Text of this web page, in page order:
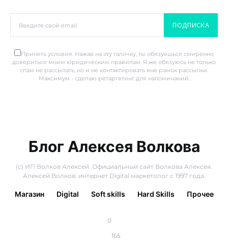
ПОДПИСКА
Принять условия. Нажав на эту галочку, ты обязуешься смиренно
довериться моим юридическим правилам. Я же обязуюсь не только
спам не рассылать, но и не контактировать вне рамок рассылки.
Максимум - сделаю ретаргетинг для напоминаний.
Блог Алексея Волкова
(с) ИП Волков Алексей. Официальный сайт Волкова Алексея.
Алексей Волков: интернет Digital маркетолог с 1997 года.
0
165
Магазин Digital Soft skills Hard Skills Прочее